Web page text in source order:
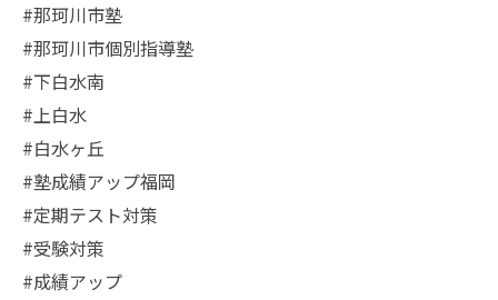
#那珂川市塾
#那珂川市個別指導塾
#下白水南
#上白水
#白水ヶ丘
#塾成績アップ福岡
#定期テスト対策
#受験対策
#成績アップ